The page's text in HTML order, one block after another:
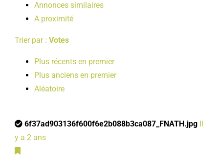
Annonces similaires
A proximité
Trier par : Votes
Plus récents en premier
Plus anciens en premier
Aléatoire
6f37ad903136f600f6e2b088b3ca087_FNATH.jpg Il
y a 2 ans